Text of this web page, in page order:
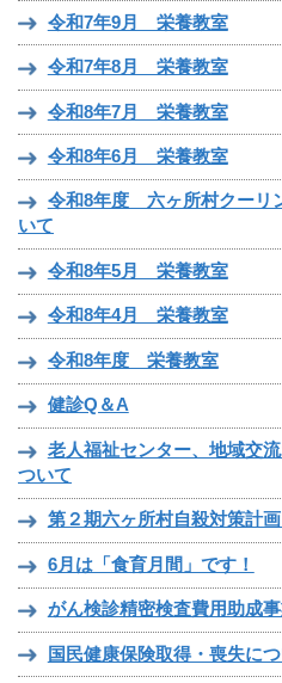
令和7年9月 栄養教室
令和7年8月 栄養教室
令和8年7月 栄養教室
令和8年6月 栄養教室
令和8年度 六ヶ所村クーリ
いて
令和8年5月 栄養教室
令和8年4月 栄養教室
令和8年度 栄養教室
健診Q＆A
老人福祉センター、地域交
ついて
第２期六ヶ所村自殺対策計
6月は「食育月間」です！
がん検診精密検査費用助成
国民健康保険取得・喪失に